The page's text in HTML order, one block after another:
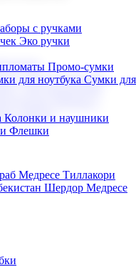
с ручками
Эко ручки
Промо-сумки
для ноутбука Сумки для
Колонки и наушники
Флешки
с аккумуляторами
с ежедневниками
наборы
Медресе Тиллакори
Шердор Медресе